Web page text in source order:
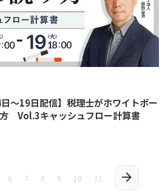
～19日配信】税理士がホワイトボー
方 Vol.3キャッシュフロー計算書
6 7 8 9 10 11